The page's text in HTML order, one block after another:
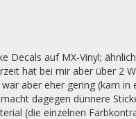
Decals auf MX-Vinyl;
hat bei mir aber über 2
aber eher gering (kam in
dagegen dünnere
(die einzelnen